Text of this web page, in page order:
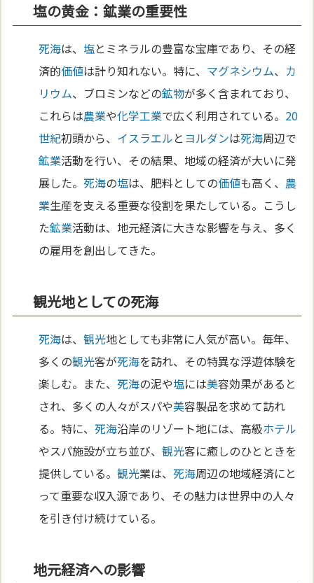
塩の黄金：鉱業の重要性
死海は、 塩とミネラルの豊富な宝庫であり、その経
済的価値は計り知れない。特に、 マグネシウム、 カ
リウム、ブロミンなどの鉱物が多く含まれており、
これらは農業や化学工業で広く利用されている。 20
世紀初頭から、 イスラエルと ヨルダンは死海周辺で
鉱業活動を行い、その結果、地域の経済が大いに発
展した。死海の塩は、肥料としての価値も高く、 農
業生産を支える重要な役割を果たしている。こうし
た鉱業活動は、地元経済に大きな影響を与え、多く
の雇用を創出してきた。
観光地としての死海
死海は、観光地としても非常に人気が高い。毎年、
多くの観光客が死海を訪れ、その特異な浮遊体験を
楽しむ。また、死海の泥や塩には美容効果があると
され、多くの人々がスパや美容製品を求めて訪れ
る。特に、死海沿岸のリゾート地には、高級ホテル
やスパ施設が立ち並び、観光客に癒しのひとときを
提供している。観光業は、死海周辺の地域経済にと
って重要な収入源であり、その魅力は世界中の人々
を引き付け続けている。
地元経済への影響